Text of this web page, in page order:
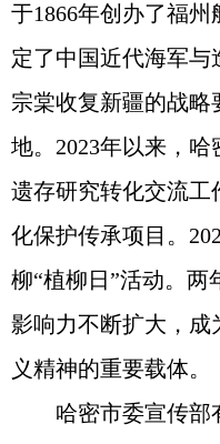
于1866年创办了福
定了中国近代海军
宗棠收复新疆的战略
地。2023年以来，
遗存研究转化交流工
化保护传承项目。
柳“植柳日”活动。两
影响力不断扩大，成
义精神的重要载体。
哈密市委宣传部